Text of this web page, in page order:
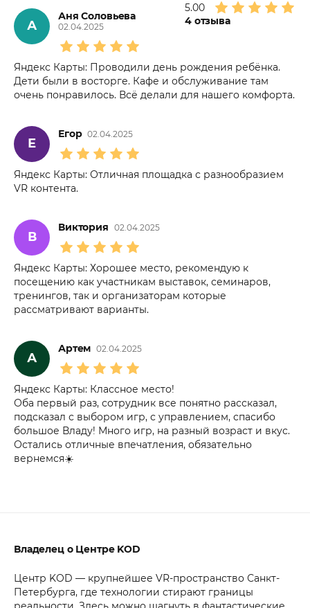
5.00
4отзыва
А
Аня Соловьева
02.04.2025
Яндекс Карты: Проводили день рождения ребёнка.
Дети были в восторге. Кафе и обслуживание там
очень понравилось. Всё делали для нашего комфорта.
Е
Егор 02.04.2025
Яндекс Карты: Отличная площадка с разнообразием
VR контента.
В
Виктория 02.04.2025
Яндекс Карты: Хорошее место, рекомендую к
посещению как участникам выставок, семинаров,
тренингов, так и организаторам которые
рассматривают варианты.
А
Артем 02.04.2025
Яндекс Карты: Классное место!
Оба первый раз, сотрудник все понятно рассказал,
подсказал с выбором игр, с управлением, спасибо
большое Владу! Много игр, на разный возраст и вкус.
Остались отличные впечатления, обязательно
вернемся☀️
Владелец о Центре KOD
Центр KOD — крупнейшее VR-пространство Санкт-
Петербурга, где технологии стирают границы